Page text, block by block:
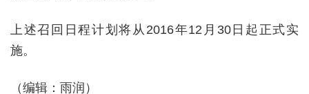
上述召回日程计划将从2016年12月30日起正式实
施。
（编辑：雨润）